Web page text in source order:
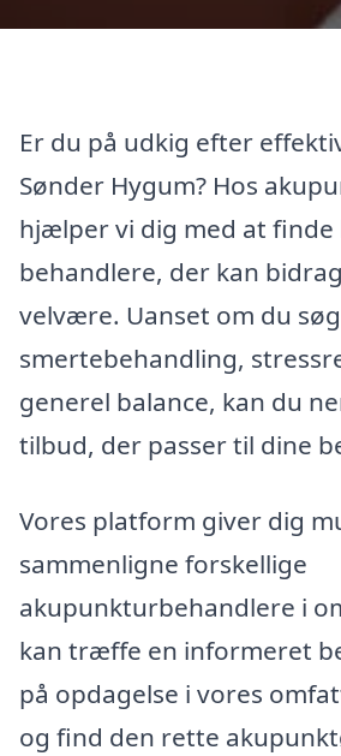
Er du på udkig efter
Sønder Hygum? Hos
hjælper vi dig med at finde
behandlere, der kan
velvære. Uanset om du
smertebehandling,
generel balance, kan du
tilbud, der passer til dine
Vores platform giver dig
sammenligne forskellige
akupunkturbehandlere i
kan træffe en informeret
på opdagelse i vores
og find den rette